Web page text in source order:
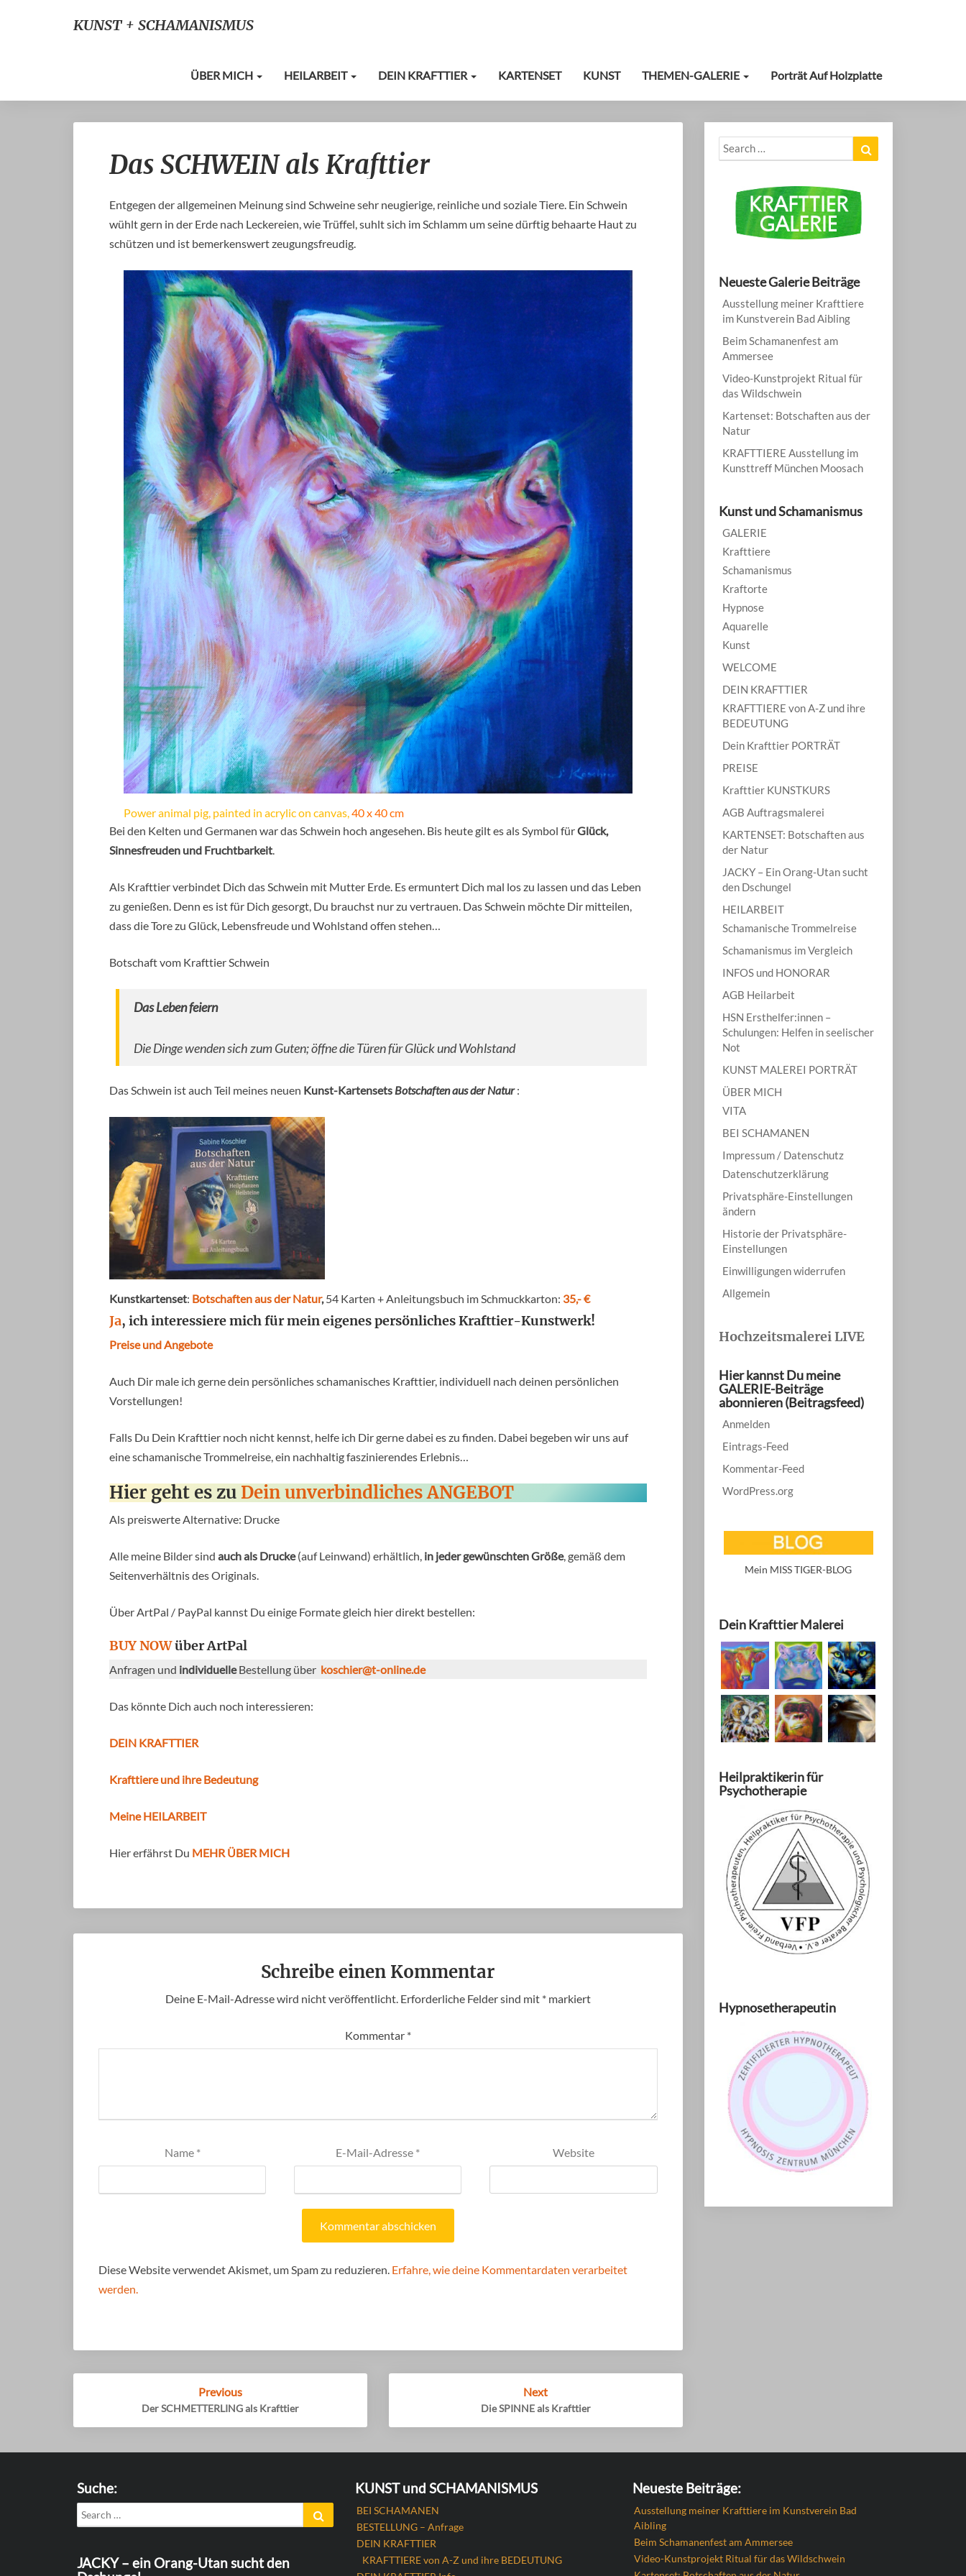
KUNST + SCHAMANISMUS
ÜBER MICH HEILARBEIT DEIN KRAFTTIER KARTENSET KUNST THEMEN-GALERIE Porträt Auf Holzplatte
SCHWEIN
als
Das SCHWEIN als Krafttier
Entgegen der allgemeinen Meinung sind Schweine sehr neugierige, reinliche und soziale Tiere. Ein Schwein
wühlt gern in der Erde nach Leckereien, wie Trüffel, suhlt sich im Schlamm um seine dürftig behaarte Haut zu
schützen und ist bemerkenswert zeugungsfreudig.
Power animal pig, painted in acrylic on canvas,40 x 40 cm
Bei den Kelten und Germanen war das Schwein hoch angesehen. Bis heute gilt es als Symbol fürGlück,
Sinnesfreuden und Fruchtbarkeit.
Als Krafttier verbindet Dich das Schwein mit Mutter Erde. Es ermuntert Dich mal los zu lassen und das Leben
zu genießen. Denn es ist für Dich gesorgt, Du brauchst nur zu vertrauen. Das Schwein möchte Dir mitteilen,
dass die Tore zu Glück, Lebensfreude und Wohlstand offen stehen…
Botschaft vom Krafttier Schwein
Das Leben feiern
Die Dinge wenden sich zum Guten; öffne die Türen für Glück und Wohlstand
Das Schwein ist auch Teil meines neuen Kunst-Kartensets Botschaften aus der Natur:
Kunstkartenset: Botschaften aus der Natur,54 Karten + Anleitungsbuch im Schmuckkarton: 35,- €
Ja, ich interessiere mich für mein eigenes persönliches Krafttier-Kunstwerk!
Preise und Angebote
Auch Dir male ich gerne dein persönliches schamanisches Krafttier, individuell nach deinen persönlichen
Vorstellungen!
Falls Du Dein Krafttier noch nicht kennst, helfe ich Dir gerne dabei es zu finden. Dabei begeben wir uns auf
eine schamanische Trommelreise, ein nachhaltig faszinierendes Erlebnis…
Hier geht es zu Dein unverbindliches ANGEBOT
Als preiswerte Alternative: Drucke
Alle meine Bilder sind auch als Drucke(auf Leinwand) erhältlich, in jeder gewünschten Größe, gemäß dem
Seitenverhältnis des Originals.
Über ArtPal / PayPal kannst Du einige Formate gleich hier direkt bestellen:
BUY NOWüber ArtPal
Anfragen und individuelleBestellung über koschier@t-online.de
Das könnte Dich auch noch interessieren:
DEIN KRAFTTIER
Krafttiere und ihre Bedeutung
Meine HEILARBEIT
Hier erfährst Du MEHR ÜBER MICH
Schreibe einen Kommentar
Deine E-Mail-Adresse wird nicht veröffentlicht. Erforderliche Felder sind mit *markiert
Kommentar *
Name * E-Mail-Adresse * Website
Diese Website verwendet Akismet, um Spam zu reduzieren. Erfahre, wie deine Kommentardaten verarbeitet
werden.
Post
navigation
Previous
Der SCHMETTERLING als Krafttier
Next
Die SPINNE als Krafttier
Search
for:
Neueste Galerie Beiträge
Ausstellung meiner Krafttiere
im Kunstverein Bad Aibling
Beim Schamanenfest am
Ammersee
Video-Kunstprojekt Ritual für
das Wildschwein
Kartenset: Botschaften aus der
Natur
KRAFTTIERE Ausstellung im
Kunsttreff München Moosach
Kunst und Schamanismus
GALERIE
Krafttiere
Schamanismus
Kraftorte
Hypnose
Aquarelle
Kunst
WELCOME
DEIN KRAFTTIER
KRAFTTIERE von A-Z und ihre
BEDEUTUNG
Dein Krafttier PORTRÄT
PREISE
Krafttier KUNSTKURS
AGB Auftragsmalerei
KARTENSET: Botschaften aus
der Natur
JACKY – Ein Orang-Utan sucht
den Dschungel
HEILARBEIT
Schamanische Trommelreise
Schamanismus im Vergleich
INFOS und HONORAR
AGB Heilarbeit
HSN Ersthelfer:innen –
Schulungen: Helfen in seelischer
Not
KUNST MALEREI PORTRÄT
ÜBER MICH
VITA
BEI SCHAMANEN
Impressum / Datenschutz
Datenschutzerklärung
Privatsphäre-Einstellungen
ändern
Historie der Privatsphäre-
Einstellungen
Einwilligungen widerrufen
Allgemein
Hochzeitsmalerei LIVE
Hier kannst Du meine
GALERIE-Beiträge
abonnieren (Beitragsfeed)
Anmelden
Eintrags-Feed
Kommentar-Feed
WordPress.org
Mein MISS TIGER-BLOG
Dein Krafttier Malerei
Heilpraktikerin für
Psychotherapie
Hypnosetherapeutin
Suche:
Search
for:
JACKY – ein Orang-Utan sucht den
KUNST und SCHAMANISMUS
BEI SCHAMANEN
BESTELLUNG – Anfrage
DEIN KRAFTTIER
KRAFTTIERE von A-Z und ihre BEDEUTUNG
Neueste Beiträge:
Ausstellung meiner Krafttiere im Kunstverein Bad
Aibling
Beim Schamanenfest am Ammersee
Video-Kunstprojekt Ritual für das Wildschwein